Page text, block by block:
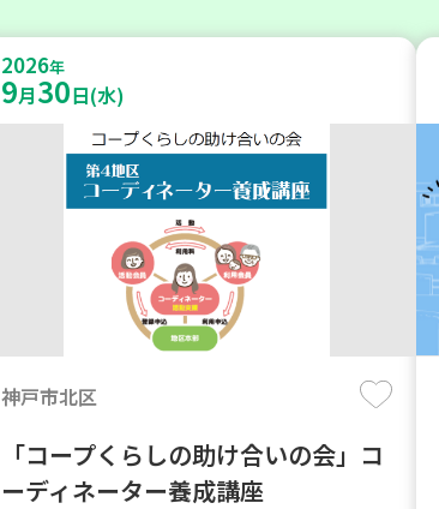
2026年
9月30日(水)
神戸市北区
「コープくらしの助け合いの会」コ
ーディネーター養成講座